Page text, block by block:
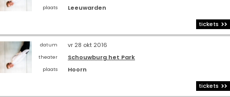
plaats
Leeuwarden
tickets
datum vr 28 okt 2016
theater Schouwburg het Park
plaats
Hoorn
tickets